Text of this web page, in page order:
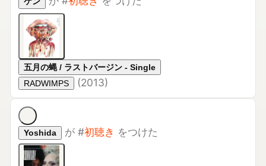
五月の蝿 / ラストバージン - Single
RADWIMPS
Yoshida が#初聴きをつけた
RUNWAY - Single